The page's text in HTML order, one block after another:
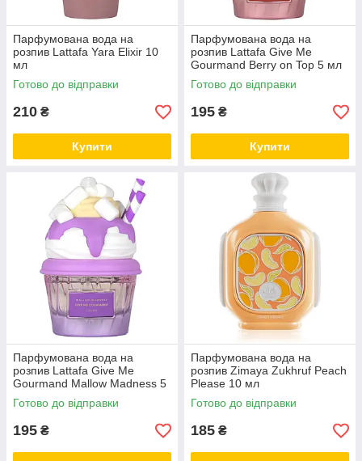
Парфумована вода на
розпив Lattafa Yara Elixir 10
мл
Готово до відправки
210 ₴
Купити
Парфумована вода на
розпив Lattafa Give Me
Gourmand Berry on Top 5 мл
Готово до відправки
195 ₴
Купити
Парфумована вода на
розпив Lattafa Give Me
Gourmand Mallow Madness 5
мл
Готово до відправки
195 ₴
Парфумована вода на
розпив Zimaya Zukhruf Peach
Please 10 мл
Готово до відправки
185 ₴